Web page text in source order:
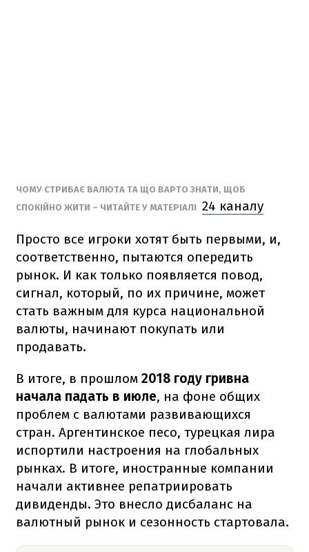
ЧОМУ СТРИБАЄ ВАЛЮТА ТА ЩО ВАРТО ЗНАТИ, ЩОБ
СПОКІЙНО ЖИТИ – ЧИТАЙТЕ У МАТЕРІАЛІ 24 каналу
Просто все игроки хотят быть первыми, и,
соответственно, пытаются опередить
рынок. И как только появляется повод,
сигнал, который, по их причине, может
стать важным для курса национальной
валюты, начинают покупать или
продавать.
В итоге, в прошлом 2018 году гривна
начала падать в июле, на фоне общих
проблем с валютами развивающихся
стран. Аргентинское песо, турецкая лира
испортили настроения на глобальных
рынках. В итоге, иностранные компании
начали активнее репатриировать
дивиденды. Это внесло дисбаланс на
валютный рынок и сезонность стартовала.